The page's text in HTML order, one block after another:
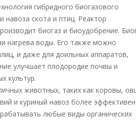
гибридного биогазового
навоза скота и птиц. Реактор
биогаз и биоудобрение.
нагрева воды. Его также можно
и даже для доильных аппаратов,
улучшает плодородие почвы и
культур.
животных, таких как коровы,
и куриный навоз более
любые виды органических